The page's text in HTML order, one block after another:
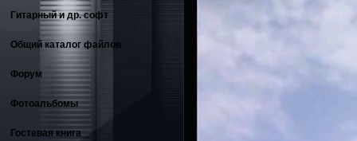
Гитарный и др. софт
Общий каталог файлов
Форум
Фотоальбомы
Гостевая книга